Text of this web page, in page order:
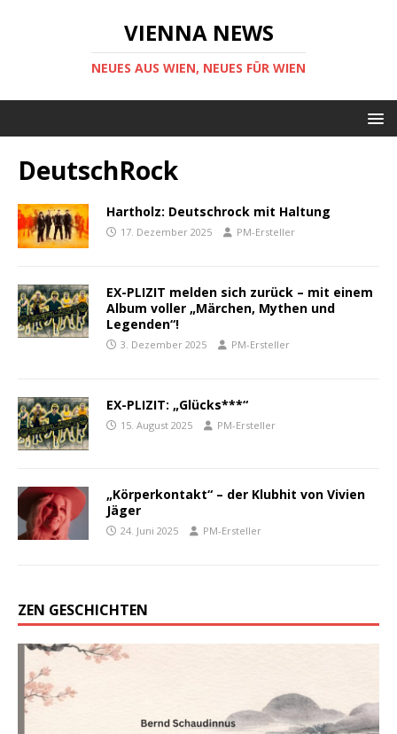
VIENNA NEWS
NEUES AUS WIEN, NEUES FÜR WIEN
DeutschRock
Hartholz: Deutschrock mit Haltung
17. Dezember 2025 PM-Ersteller
EX-PLIZIT melden sich zurück – mit einem
Album voller „Märchen, Mythen und
Legenden“!
3. Dezember 2025 PM-Ersteller
EX-PLIZIT: „Glücks***“
15. August 2025 PM-Ersteller
„Körperkontakt“ – der Klubhit von Vivien
Jäger
24. Juni 2025 PM-Ersteller
ZEN GESCHICHTEN